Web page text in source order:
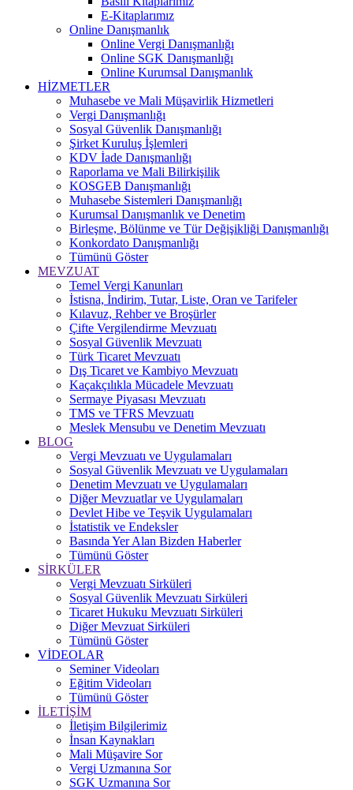
E-Kitaplarımız
Online Danışmanlık
Online Vergi Danışmanlığı
Online SGK Danışmanlığı
Online Kurumsal Danışmanlık
HİZMETLER
Muhasebe ve Mali Müşavirlik Hizmetleri
Vergi Danışmanlığı
Sosyal Güvenlik Danışmanlığı
Şirket Kuruluş İşlemleri
KDV İade Danışmanlığı
Raporlama ve Mali Bilirkişilik
KOSGEB Danışmanlığı
Muhasebe Sistemleri Danışmanlığı
Kurumsal Danışmanlık ve Denetim
Birleşme, Bölünme ve Tür Değişikliği Danışmanlığı
Konkordato Danışmanlığı
Tümünü Göster
MEVZUAT
Temel Vergi Kanunları
İstisna, İndirim, Tutar, Liste, Oran ve Tarifeler
Kılavuz, Rehber ve Broşürler
Çifte Vergilendirme Mevzuatı
Sosyal Güvenlik Mevzuatı
Türk Ticaret Mevzuatı
Dış Ticaret ve Kambiyo Mevzuatı
Kaçakçılıkla Mücadele Mevzuatı
Sermaye Piyasası Mevzuatı
TMS ve TFRS Mevzuatı
Meslek Mensubu ve Denetim Mevzuatı
BLOG
Vergi Mevzuatı ve Uygulamaları
Sosyal Güvenlik Mevzuatı ve Uygulamaları
Denetim Mevzuatı ve Uygulamaları
Diğer Mevzuatlar ve Uygulamaları
Devlet Hibe ve Teşvik Uygulamaları
İstatistik ve Endeksler
Basında Yer Alan Bizden Haberler
Tümünü Göster
SİRKÜLER
Vergi Mevzuatı Sirküleri
Sosyal Güvenlik Mevzuatı Sirküleri
Ticaret Hukuku Mevzuatı Sirküleri
Diğer Mevzuat Sirküleri
Tümünü Göster
VİDEOLAR
Seminer Videoları
Eğitim Videoları
Tümünü Göster
İLETİŞİM
İletişim Bilgilerimiz
İnsan Kaynakları
Mali Müşavire Sor
Vergi Uzmanına Sor
SGK Uzmanına Sor